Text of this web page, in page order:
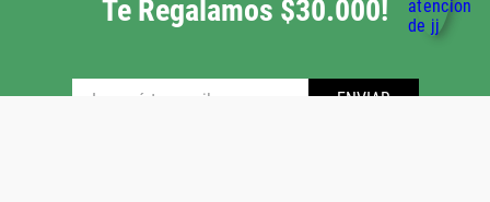
Te Regalamos $30.000!
ENVIAR